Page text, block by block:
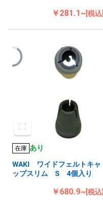
￥281.1~[税込]
在庫 あり
WAKI ワイドフェルトキャ
ップスリム S 4個入り
￥680.9~[税込]